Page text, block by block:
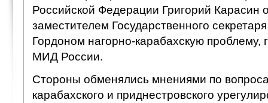
Российской Федерации Григорий Карасин
заместителем Государственного
Гордоном нагорно-карабахскую проблему,
МИД России.
Стороны обменялись мнениями по
карабахского и приднестровского